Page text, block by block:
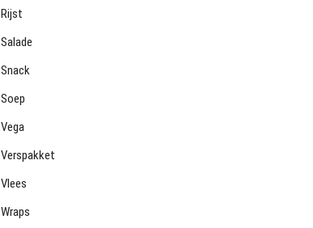
Rijst
Salade
Snack
Soep
Vega
Verspakket
Vlees
Wraps